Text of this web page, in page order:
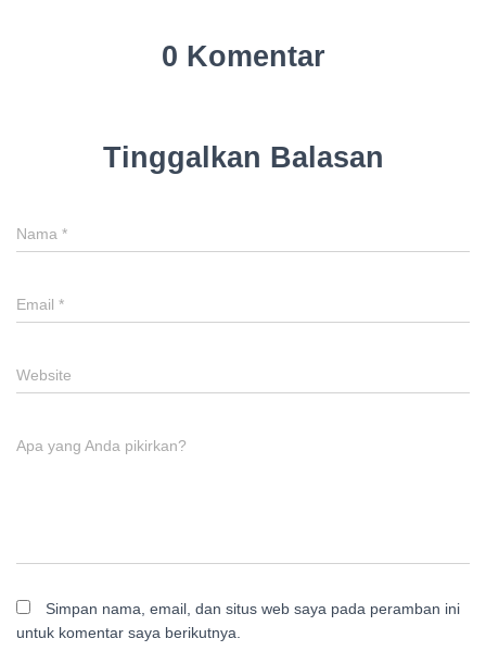
0 Komentar
Tinggalkan Balasan
Nama *
Email *
Website
Apa yang Anda pikirkan?
Simpan nama, email, dan situs web saya pada peramban ini
untuk komentar saya berikutnya.